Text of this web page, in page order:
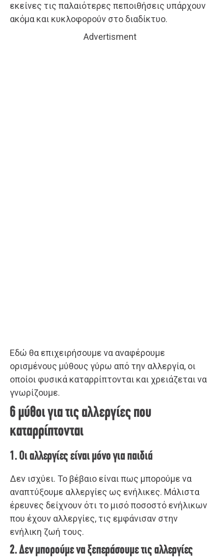
εκείνες τις παλαιότερες πεποιθήσεις υπάρχουν
ακόμα και κυκλοφορούν στο διαδίκτυο.
Advertisment
Εδώ θα επιχειρήσουμε να αναφέρουμε
ορισμένους μύθους γύρω από την αλλεργία, οι
οποίοι φυσικά καταρρίπτονται και χρειάζεται να
γνωρίζουμε.
6 μύθοι για τις αλλεργίες που
καταρρίπτονται
1. Οι αλλεργίες είναι μόνο για παιδιά
Δεν ισχύει. Το βέβαιο είναι πως μπορούμε να
αναπτύξουμε αλλεργίες ως ενήλικες. Μάλιστα
έρευνες δείχνουν ότι το μισό ποσοστό ενήλικων
που έχουν αλλεργίες, τις εμφάνισαν στην
ενήλικη ζωή τους.
2. Δεν μπορούμε να ξεπεράσουμε τις αλλεργίες